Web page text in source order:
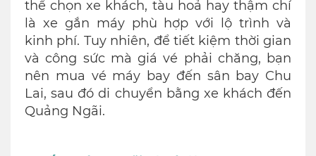
thể chọn xe khách, tàu hoả hay thậm chí
là xe gắn máy phù hợp với lộ trình và
kinh phí. Tuy nhiên, để tiết kiệm thời gian
và công sức mà giá vé phải chăng, bạn
nên mua vé máy bay đến sân bay Chu
Lai, sau đó di chuyển bằng xe khách đến
Quảng Ngãi.